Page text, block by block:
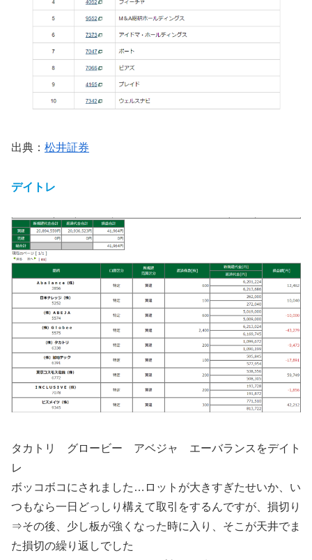
出典： 松井証券
デイトレ
タカトリ グロービー アベジャ エーバランスをデイト
レ
ボッコボコにされました…ロットが大きすぎたせいか、い
つもなら一日どっしり構えて取引をするんですが、損切り
⇒その後、少し板が強くなった時に入り、そこが天井でま
た損切の繰り返しでした